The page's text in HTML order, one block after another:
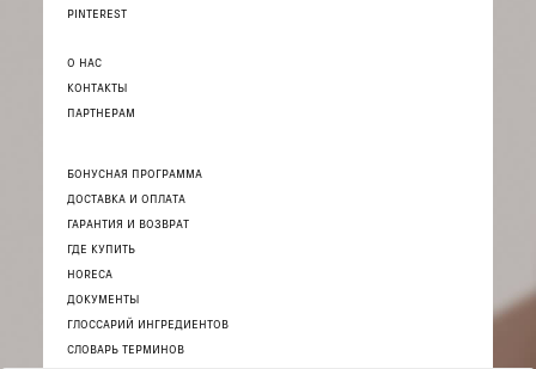
PINTEREST
О НАС
КОНТАКТЫ
ПАРТНЕРАМ
БОНУСНАЯ ПРОГРАММА
ДОСТАВКА И ОПЛАТА
ГАРАНТИЯ И ВОЗВРАТ
ГДЕ КУПИТЬ
HORECA
ДОКУМЕНТЫ
ГЛОССАРИЙ ИНГРЕДИЕНТОВ
СЛОВАРЬ ТЕРМИНОВ